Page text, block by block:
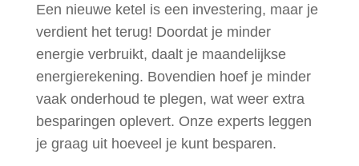
Een nieuwe ketel is een investering, maar je
verdient het terug! Doordat je minder
energie verbruikt, daalt je maandelijkse
energierekening. Bovendien hoef je minder
vaak onderhoud te plegen, wat weer extra
besparingen oplevert. Onze experts leggen
je graag uit hoeveel je kunt besparen.